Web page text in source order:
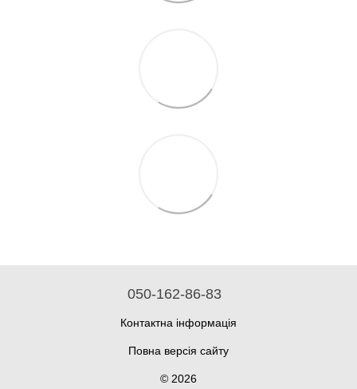
050-162-86-83
Контактна інформація
Повна версія сайту
© 2026